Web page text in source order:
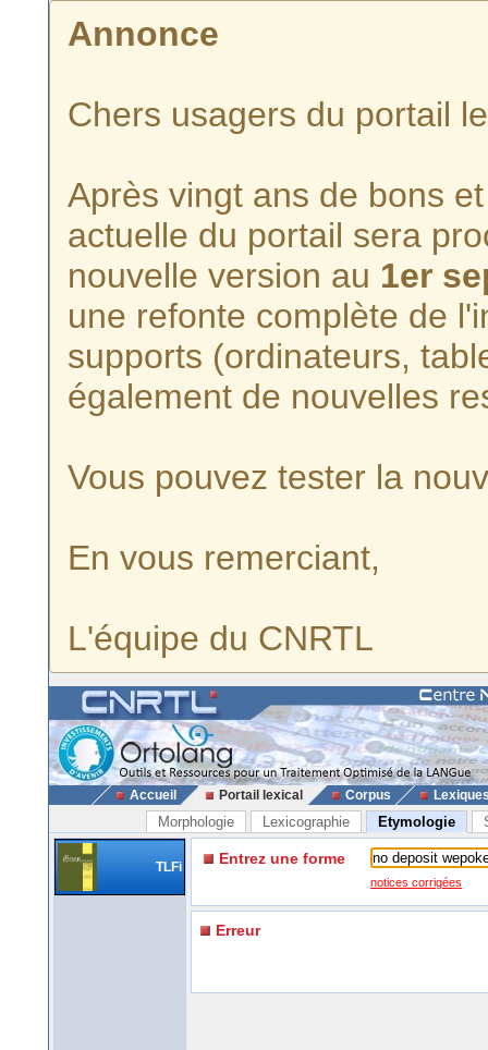
Annonce
Chers usagers du portail
Après vingt ans de bons
actuelle du portail sera
nouvelle version au 1er
une refonte complète de
supports (ordinateurs,
également de nouvelles
Vous pouvez tester la
En vous remerciant,
L'équipe du CNRTL
Accueil Portail lexical Corpus
Morphologie Lexicographie Etymologie
TLFi Entrez une forme
notices corrigées
Erreur